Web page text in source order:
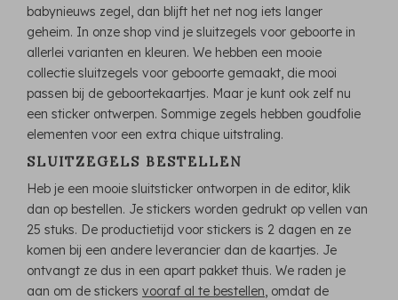
babynieuws zegel, dan blijft het net nog iets langer
geheim. In onze shop vind je sluitzegels voor geboorte in
allerlei varianten en kleuren. We hebben een mooie
collectie sluitzegels voor geboorte gemaakt, die mooi
passen bij de geboortekaartjes. Maar je kunt ook zelf nu
een sticker ontwerpen. Sommige zegels hebben goudfolie
elementen voor een extra chique uitstraling.
SLUITZEGELS BESTELLEN
Heb je een mooie sluitsticker ontworpen in de editor, klik
dan op bestellen. Je stickers worden gedrukt op vellen van
25 stuks. De productietijd voor stickers is 2 dagen en ze
komen bij een andere leverancier dan de kaartjes. Je
ontvangt ze dus in een apart pakket thuis. We raden je
aan om de stickers vooraf al te bestellen, omdat de